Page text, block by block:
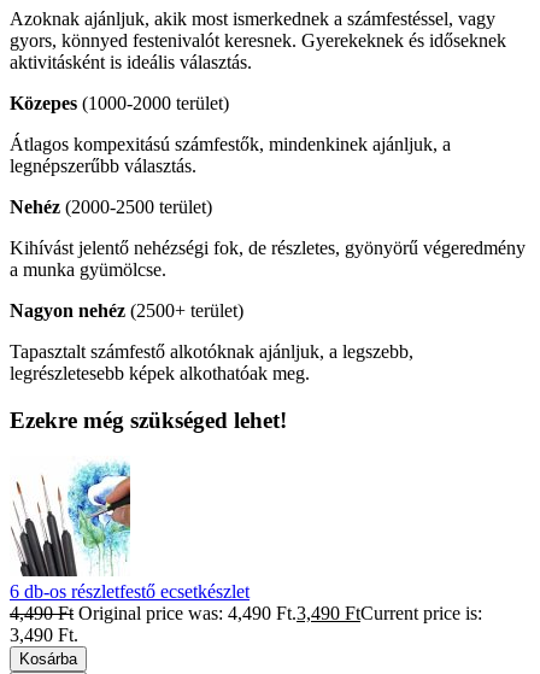
Azoknak ajánljuk, akik most ismerkednek a számfestéssel, vagy
gyors, könnyed festenivalót keresnek. Gyerekeknek és időseknek
aktivitásként is ideális választás.
Közepes (1000-2000 terület)
Átlagos kompexitású számfestők, mindenkinek ajánljuk, a
legnépszerűbb választás.
Nehéz (2000-2500 terület)
Kihívást jelentő nehézségi fok, de részletes, gyönyörű végeredmény
a munka gyümölcse.
Nagyon nehéz (2500+ terület)
Tapasztalt számfestő alkotóknak ajánljuk, a legszebb,
legrészletesebb képek alkothatóak meg.
Ezekre még szükséged lehet!
6 db-os részletfestő ecsetkészlet
4,490Ft Original price was: 4,490 Ft.3,490 FtCurrent price is:
3,490 Ft.
Kosárba